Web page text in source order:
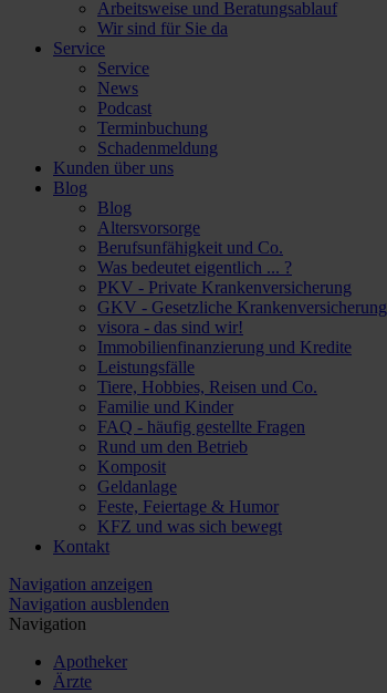
Arbeitsweise und Beratungsablauf
Wir sind für Sie da
Service
Service
News
Podcast
Terminbuchung
Schadenmeldung
Kunden über uns
Blog
Blog
Altersvorsorge
Berufsunfähigkeit und Co.
Was bedeutet eigentlich ... ?
PKV - Private Krankenversicherung
GKV - Gesetzliche Krankenversicherung
visora - das sind wir!
Immobilienfinanzierung und Kredite
Leistungsfälle
Tiere, Hobbies, Reisen und Co.
Familie und Kinder
FAQ - häufig gestellte Fragen
Rund um den Betrieb
Komposit
Geldanlage
Feste, Feiertage & Humor
KFZ und was sich bewegt
Kontakt
Navigation anzeigen
Navigation ausblenden
Navigation
Apotheker
Ärzte